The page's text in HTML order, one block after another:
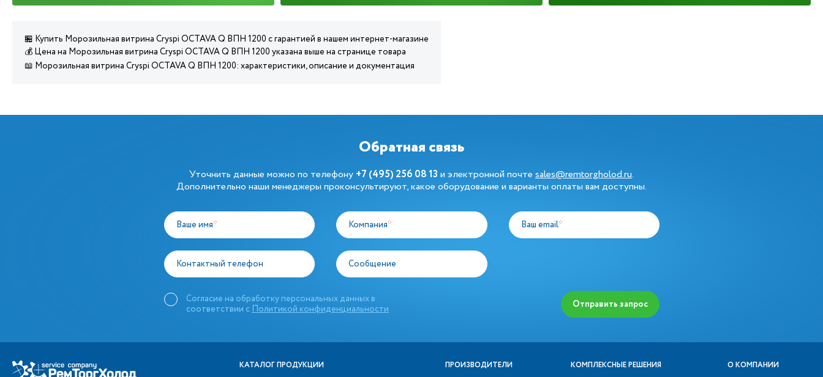
🏪 Купить Морозильная витрина Cryspi OСTAVA Q ВПН 1200 с гарантией в нашем интернет-магазине
💰 Цена на Морозильная витрина Cryspi OСTAVA Q ВПН 1200 указана выше на странице товара
📖 Морозильная витрина Cryspi OСTAVA Q ВПН 1200: характеристики, описание и документация
Обратная связь
Уточнить данные можно по телефону +7 (495) 256 08 13 и электронной почте sales@remtorgholod.ru.
Дополнительно наши менеджеры проконсультируют, какое оборудование и варианты оплаты вам доступны.
Ваше имя* Компания* Ваш email*
Контактный телефон Сообщение
Согласие на обработку персональных данных в
соответствии сПолитикой конфиденциальности Отправить запрос
КАТАЛОГ ПРОДУКЦИИ ПРОИЗВОДИТЕЛИ
КОМПЛЕКСНЫЕ РЕШЕНИЯ
О КОМПАНИИ